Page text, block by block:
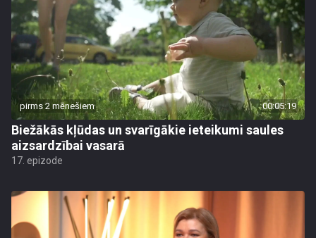
pirms 2 mēnešiem 00:05:19
Biežākās kļūdas un svarīgākie ieteikumi saules
aizsardzībai vasarā
17. epizode